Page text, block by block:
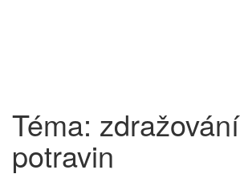
Téma: zdražování
potravin